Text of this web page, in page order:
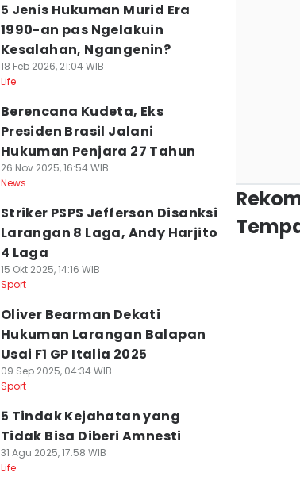
5 Jenis Hukuman Murid Era
1990-an pas Ngelakuin
Kesalahan, Ngangenin?
18 Feb 2026, 21:04 WIB
Life
Berencana Kudeta, Eks
Presiden Brasil Jalani
Hukuman Penjara 27 Tahun
26 Nov 2025, 16:54 WIB
News
Striker PSPS Jefferson Disanksi
Larangan 8 Laga, Andy Harjito
4 Laga
15 Okt 2025, 14:16 WIB
Sport
Oliver Bearman Dekati
Hukuman Larangan Balapan
Usai F1 GP Italia 2025
09 Sep 2025, 04:34 WIB
Sport
5 Tindak Kejahatan yang
Tidak Bisa Diberi Amnesti
31 Agu 2025, 17:58 WIB
Life